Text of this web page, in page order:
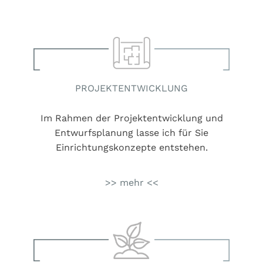
PROJEKTENTWICKLUNG
Im Rahmen der Projektentwicklung und
Entwurfsplanung lasse ich für Sie
Einrichtungskonzepte entstehen.
>> mehr <<